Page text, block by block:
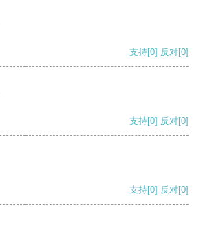
支持[0] 反对[0]
支持[0] 反对[0]
支持[0] 反对[0]